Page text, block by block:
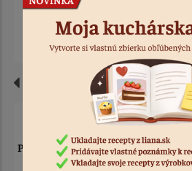
Podložka zlatá
trojuholník 11,5 x 6,4 cm